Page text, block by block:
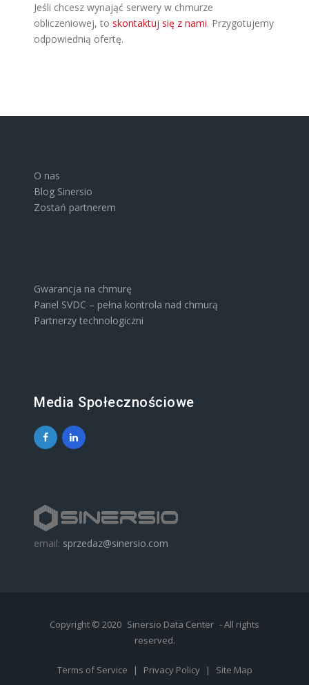
Jeśli chcesz wynająć serwery w chmurze
obliczeniowej, to skontaktuj się z nami. Przygotujemy
odpowiednią ofertę.
O nas
Blog Sinersio
Zostań partnerem
Gwarancja na chmurę
Panel SVDC – pełna kontrola nad chmurą
Partnerzy technologiczni
Media Społecznościowe
email: sprzedaz@sinersio.com
Copyright © 2020 Sinersio Data Center - All rights
reserved.
Terms of Service | Privacy Policy | Site Map